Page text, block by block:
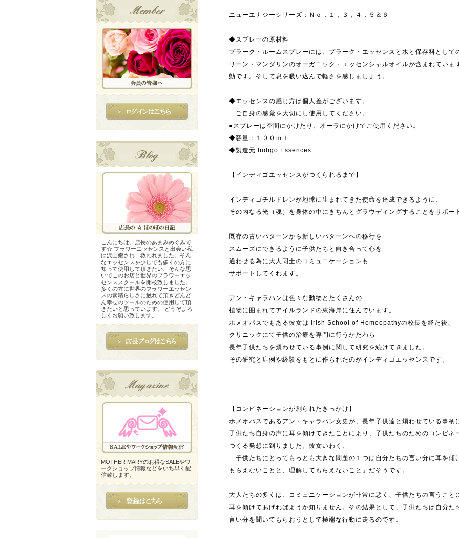
ニューエナジーシリーズ：Ｎｏ．１，３，４，５＆６
◆スプレーの原材料
プラーク・ルームスプレーには、プラーク・エッセンスと水と保存料として
リーン・マンダリンのオーガニック・エッセンシャルオイルが含まれていま
効です。そして息を吸い込んで軽さを感じましょう。
◆エッセンスの感じ方は個人差がございます。
ご自身の感覚を大切にし使用してください。
●スプレーは空間にかけたり、オーラにかけてご使用ください。
◆容量：１００ｍｌ
◆製造元 Indigo Essences
【インディゴエッセンスがつくられるまで】
インディゴチルドレンが地球に生まれてきた使命を達成できるように、
その内なる光（魂）を身体の中にきちんとグラウディングすることをサポー
既存の古いパターンから新しいパターンへの移行を
スムーズにできるように子供たちと向き合って心を
通わせる為に大人同士のコミュニケーションも
サポートしてくれます。
アン・キャラハンは色々な動物とたくさんの
植物に囲まれてアイルランドの東海岸に住んでいます。
ホメオパスでもある彼女は lrish School of Homeopathyの校長を経た後、
クリニックにて子供の治療を専門に行うかたわら
長年子供たちを煩わせている事例に関して研究を続けてきました。
その研究と症例や経験をもとに作られたのがインディゴエッセンスです。
【コンビネーションが創られたきっかけ】
ホメオパスであるアン・キャラハン女史が、長年子供達と煩わせている事柄
子供たち自身の声に耳を傾けてきたことにより、子供たちのためのコンビネ
つくる発想に到りました。彼女いわく、
「子供たちにとってもっとも大きな問題の１つは自分たちの言い分に耳を傾
もらえないことと、理解してもらえないこと」だそうです。
大人たちの多くは、コミュニケーションが非常に悪く、子供たちの言うこと
耳を傾けてあげればようか知りません。その結果として、子供たちは自分た
言い分を聞いてもらおうとして極端な行動に走るのです。
こんにちは。店長のあまみめぐみで
す☆ フラワーエッセンスと出会い私
は沢山癒され、救われました。そん
なエッセンスを少しでも多くの方に
知って使用して頂きたい、そんな思
いでこのお店と世界のフラワーエッ
センススクールを開校致しました。
多くの方に世界のフラワーエッセン
スの素晴らしさに触れて頂きどんど
ん幸せのツールのための使用して頂
きたいと思っています。 どうぞよろ
しくお願い致します。
MOTHER MARYのお得なSALEやワ
ークショップ情報などをいち早く配
信致します。